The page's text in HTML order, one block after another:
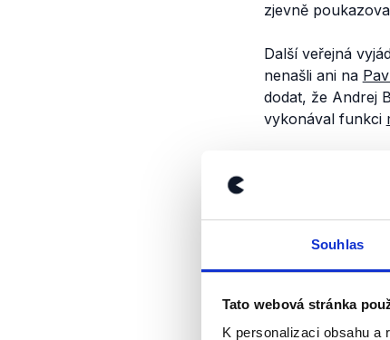
Souhlas
Tato webová stránka
K personalizaci obsahu
zjevně
Další veřejná
nenašli ani na
dodat, že Andrej
vykonával funkci
nekompromisně
dodržování, aby
veřejně